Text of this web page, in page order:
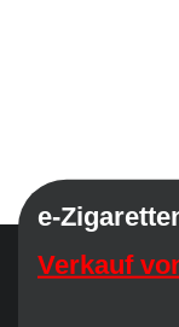
e-
Verkauf